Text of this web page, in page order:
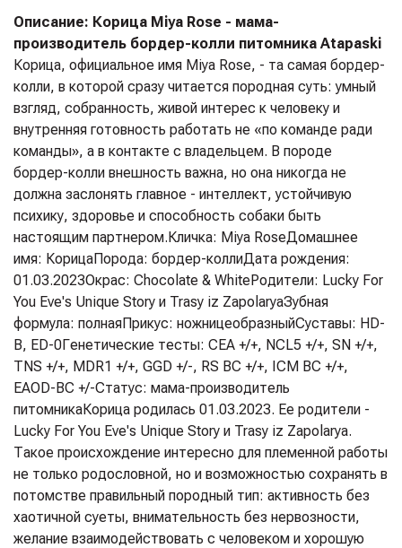
Описание: Корица Miya Rose - мама-
производитель бордер-колли питомника Atapaski
Корица, официальное имя Miya Rose, - та самая бордер-
колли, в которой сразу читается породная суть: умный
взгляд, собранность, живой интерес к человеку и
внутренняя готовность работать не «по команде ради
команды», а в контакте с владельцем. В породе
бордер-колли внешность важна, но она никогда не
должна заслонять главное - интеллект, устойчивую
психику, здоровье и способность собаки быть
настоящим партнером.Кличка: Miya RoseДомашнее
имя: КорицаПорода: бордер-коллиДата рождения:
01.03.2023Окрас: Chocolate & WhiteРодители: Lucky For
You Eve's Unique Story и Trasy iz ZapolaryaЗубная
формула: полнаяПрикус: ножницеобразныйСуставы: HD-
B, ED-0Генетические тесты: CEA +/+, NCL5 +/+, SN +/+,
TNS +/+, MDR1 +/+, GGD +/-, RS BC +/+, ICM BC +/+,
EAOD-BC +/-Статус: мама-производитель
питомникаКорица родилась 01.03.2023. Ее родители -
Lucky For You Eve's Unique Story и Trasy iz Zapolarya.
Такое происхождение интересно для племенной работы
не только родословной, но и возможностью сохранять в
потомстве правильный породный тип: активность без
хаотичной суеты, внимательность без нервозности,
желание взаимодействовать с человеком и хорошую